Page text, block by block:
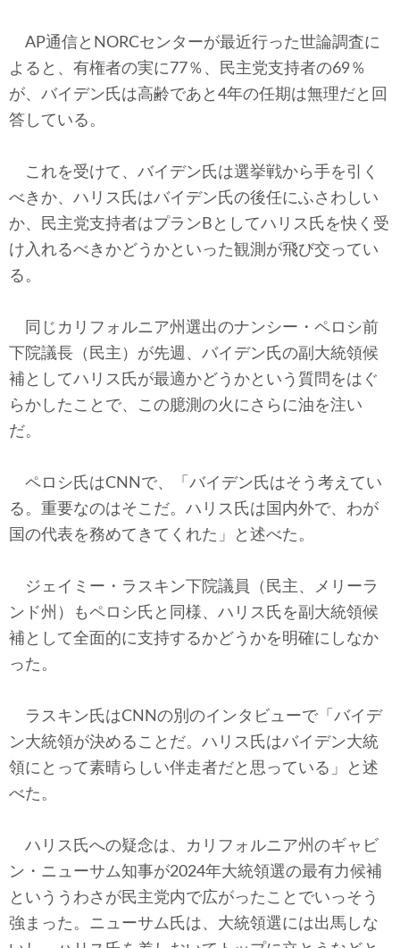
AP通信とNORCセンターが最近行った世論調査に
よると、有権者の実に77％、民主党支持者の69％
が、バイデン氏は高齢であと4年の任期は無理だと回
答している。
これを受けて、バイデン氏は選挙戦から手を引く
べきか、ハリス氏はバイデン氏の後任にふさわしい
か、民主党支持者はプランBとしてハリス氏を快く受
け入れるべきかどうかといった観測が飛び交ってい
る。
同じカリフォルニア州選出のナンシー・ペロシ前
下院議長（民主）が先週、バイデン氏の副大統領候
補としてハリス氏が最適かどうかという質問をはぐ
らかしたことで、この臆測の火にさらに油を注い
だ。
ペロシ氏はCNNで、「バイデン氏はそう考えてい
る。重要なのはそこだ。ハリス氏は国内外で、わが
国の代表を務めてきてくれた」と述べた。
ジェイミー・ラスキン下院議員（民主、メリーラ
ンド州）もペロシ氏と同様、ハリス氏を副大統領候
補として全面的に支持するかどうかを明確にしなか
った。
ラスキン氏はCNNの別のインタビューで「バイデ
ン大統領が決めることだ。ハリス氏はバイデン大統
領にとって素晴らしい伴走者だと思っている」と述
べた。
ハリス氏への疑念は、カリフォルニア州のギャビ
ン・ニューサム知事が2024年大統領選の最有力候補
といううわさが民主党内で広がったことでいっそう
強まった。ニューサム氏は、大統領選には出馬しな